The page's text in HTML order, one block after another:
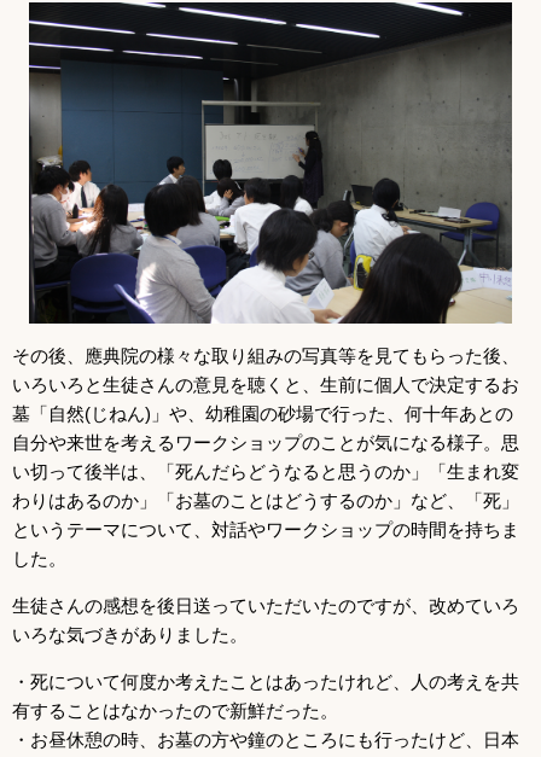
その後、應典院の様々な取り組みの写真等を見てもらった後、
いろいろと生徒さんの意見を聴くと、生前に個人で決定するお
墓「自然(じねん)」や、幼稚園の砂場で行った、何十年あとの
自分や来世を考えるワークショップのことが気になる様子。思
い切って後半は、「死んだらどうなると思うのか」「生まれ変
わりはあるのか」「お墓のことはどうするのか」など、「死」
というテーマについて、対話やワークショップの時間を持ちま
した。
生徒さんの感想を後日送っていただいたのですが、改めていろ
いろな気づきがありました。
・死について何度か考えたことはあったけれど、人の考えを共
有することはなかったので新鮮だった。
・お昼休憩の時、お墓の方や鐘のところにも行ったけど、日本